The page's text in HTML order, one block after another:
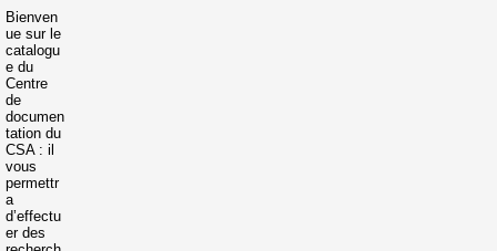
Bienven
ue sur le
catalogu
e du
Centre
de
documen
tation du
CSA : il
vous
permettr
a
d’effectu
er des